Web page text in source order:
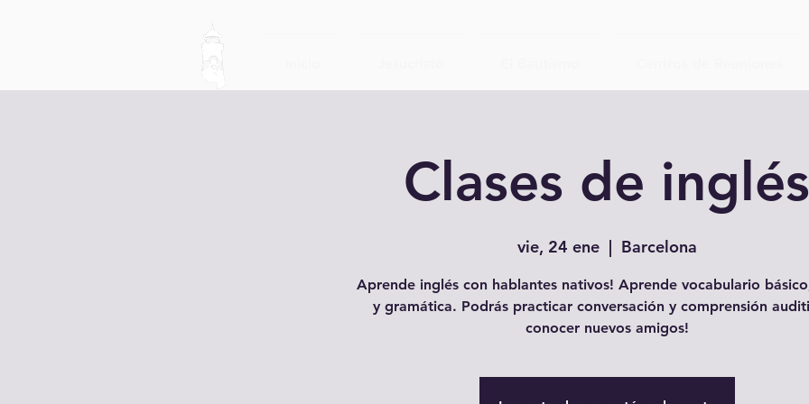
Clases de inglés
vie, 24 ene
  |
Barcelona
Aprende inglés con hablantes nativos! Aprende vocabulario
y gramática. Podrás practicar conversación y comprensión
conocer nuevos amigos!